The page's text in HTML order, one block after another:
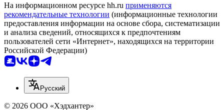
На информационном ресурсе hh.ru применяются
рекомендательные технологии (информационные технологии
предоставления информации на основе сбора, систематизации
и анализа сведений, относящихся к предпочтениям
пользователей сети «Интернет», находящихся на территории
Российской Федерации)
Русский
© 2026 ООО «Хэдхантер»